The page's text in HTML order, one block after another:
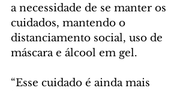
a necessidade de se manter os
cuidados, mantendo o
distanciamento social, uso de
máscara e álcool em gel.
“Esse cuidado é ainda mais